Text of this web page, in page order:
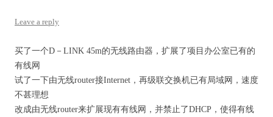
Leave a reply
买了一个D－LINK 45m的无线路由器，扩展了项目办公室已有的
有线网
试了一下由无线router接Internet，再级联交换机已有局域网，速度
不甚理想
改成由无线router来扩展现有有线网，并禁止了DHCP，使得有线